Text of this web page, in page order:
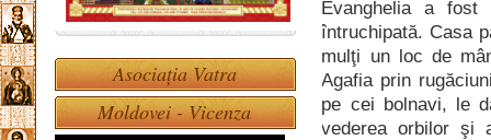
Evanghelia a
întruchipată. Casa
mulţi un loc de
Agafia prin
pe cei bolnavi, le
vederea orbilor şi
Asociația Vatra
Moldovei - Vicenza